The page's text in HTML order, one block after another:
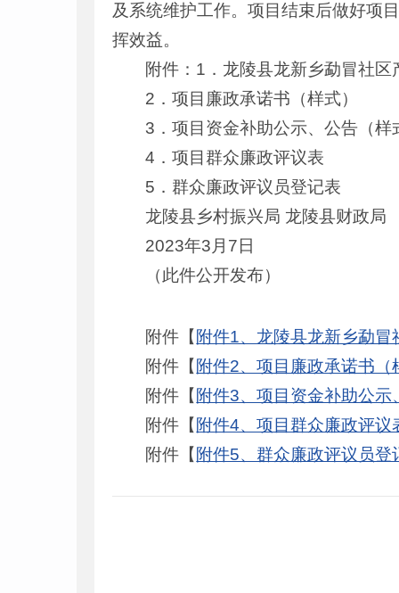
及系统维护工作。项目结束后做好项
挥效益。
附件：1．龙陵县龙新乡勐冒社
2．项目廉政承诺书（样式）
3．项目资金补助公示、公告（样
4．项目群众廉政评议表
5．群众廉政评议员登记表
龙陵县乡村振兴局 龙陵县财政局
2023年3月7日
（此件公开发布）
附件【 附件1、龙陵县龙新乡勐
附件【 附件2、项目廉政承诺书（
附件【 附件3、项目资金补助公
附件【 附件4、项目群众廉政评议
附件【 附件5、群众廉政评议员登